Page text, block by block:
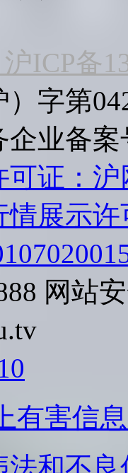
ICP备
字第
业备案
证：
情展示许
网站
有害信
法和不